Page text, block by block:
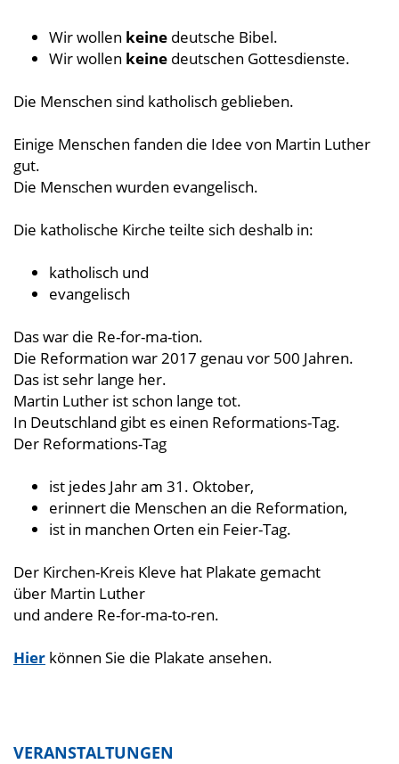
Wir wollen keine deutsche Bibel.
Wir wollen keine deutschen Gottesdienste.
Die Menschen sind katholisch geblieben.
Einige Menschen fanden die Idee von Martin Luther
gut.
Die Menschen wurden evangelisch.
Die katholische Kirche teilte sich deshalb in:
katholisch und
evangelisch
Das war die Re-for-ma-tion.
Die Reformation war 2017 genau vor 500 Jahren.
Das ist sehr lange her.
Martin Luther ist schon lange tot.
In Deutschland gibt es einen Reformations-Tag.
Der Reformations-Tag
ist jedes Jahr am 31. Oktober,
erinnert die Menschen an die Reformation,
ist in manchen Orten ein Feier-Tag.
Der Kirchen-Kreis Kleve hat Plakate gemacht
über Martin Luther
und andere Re-for-ma-to-ren.
Hier können Sie die Plakate ansehen.
VERANSTALTUNGEN